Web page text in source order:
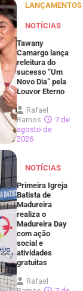
LANÇAMENTOS
NOTÍCIAS
Tawany
Camargo lança
releitura do
sucesso “Um
Novo Dia” pela
Louvor Eterno
Rafael
Ramos
7 de
agosto de
2026
NOTÍCIAS
Primeira Igreja
Batista de
Madureira
realiza o
Madureira Day
com ação
social e
atividades
gratuitas
Rafael